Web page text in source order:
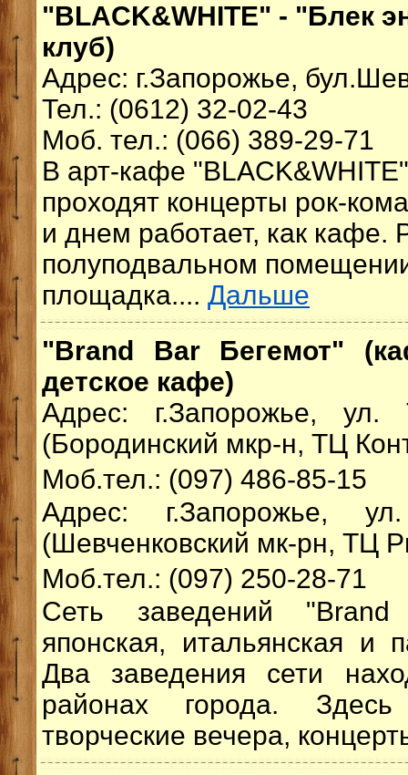
"BLACK&WHITE" - "Блек
клуб)
Адрес: г.Запорожье,
Тел.: (0612) 32-02-43
Моб. тел.: (066) 389-29-71
В арт-кафе
проходят концерты рок-
и днем работает, как кафе.
полуподвальном
площадка.... Дальше
"Brand Bar Бегемот"
детское кафе)
Адрес: г.Запорожье, ул.
(Бородинский мкр-н, ТЦ
Моб.тел.: (097) 486-85-15
Адрес: г.Запорожье,
(Шевченковский мк-рн, ТЦ
Моб.тел.: (097) 250-28-71
Сеть заведений
японская, итальянская и
Два заведения сети
районах города.
творческие вечера,